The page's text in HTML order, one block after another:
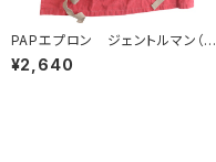
PAPエプロン ジェントルマン（R
D/72617）
¥2,640